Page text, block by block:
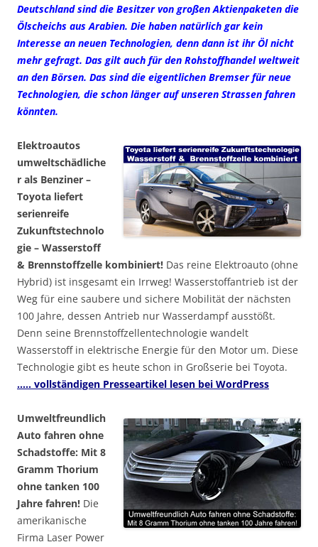
Deutschland sind die Besitzer von großen Aktienpaketen die
Ölscheichs aus Arabien. Die haben natürlich gar kein
Interesse an neuen Technologien, denn dann ist ihr Öl nicht
mehr gefragt. Das gilt auch für den Rohstoffhandel weltweit
an den Börsen. Das sind die eigentlichen Bremser für neue
Technologien, die schon länger auf unseren Strassen fahren
könnten.
Elektroautos
umweltschädliche
r als Benziner –
Toyota liefert
serienreife
Zukunftstechnolo
gie – Wasserstoff
& Brennstoffzelle kombiniert! Das reine Elektroauto (ohne
Hybrid) ist insgesamt ein Irrweg! Wasserstoffantrieb ist der
Weg für eine saubere und sichere Mobilität der nächsten
100 Jahre, dessen Antrieb nur Wasserdampf ausstößt.
Denn seine Brennstoffzellentechnologie wandelt
Wasserstoff in elektrische Energie für den Motor um. Diese
Technologie gibt es heute schon in Großserie bei Toyota.
….. vollständigen Presseartikel lesen bei WordPress
Umweltfreundlich
Auto fahren ohne
Schadstoffe: Mit 8
Gramm Thorium
ohne tanken 100
Jahre fahren! Die
amerikanische
Firma Laser Power